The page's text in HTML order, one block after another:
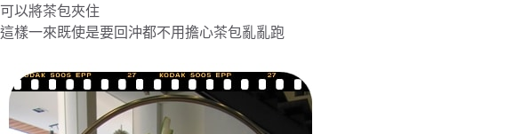
可以將茶包夾住
這樣一來既使是要回沖都不用擔心茶包亂亂跑